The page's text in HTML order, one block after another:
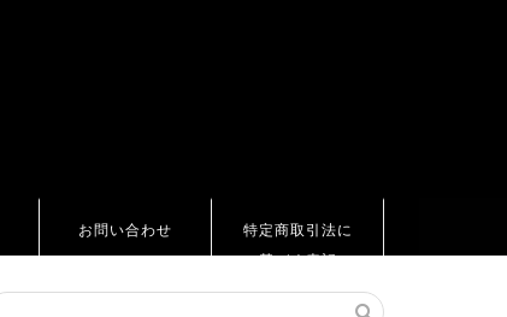
お問い合わせ
特定商取引法に
基づく表記